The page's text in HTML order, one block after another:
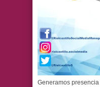
Generamos